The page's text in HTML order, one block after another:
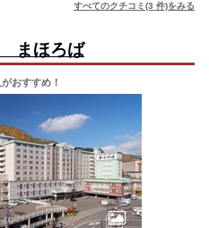
すべてのクチコミ(3 件)をみる
まほろば
がおすすめ！